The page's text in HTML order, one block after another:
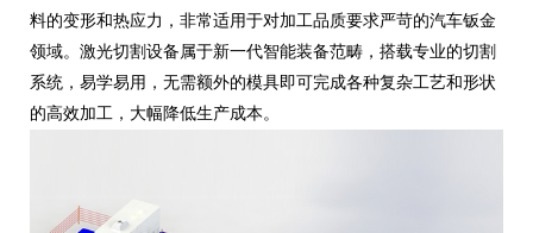
料的变形和热应力，非常适用于对加工品质要求严苛的汽车钣金
领域。激光切割设备属于新一代智能装备范畴，搭载专业的切割
系统，易学易用，无需额外的模具即可完成各种复杂工艺和形状
的高效加工，大幅降低生产成本。